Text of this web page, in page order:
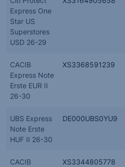
Express One
Star US
Superstores
USD 26-29
CACIB
Express Note
Erste EUR II
26-30
XS3368591239
UBS Express
Note Erste
HUF II 26-30
DE000UBS0YU9
CACIB
XS3344805778